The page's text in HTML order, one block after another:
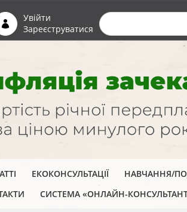
Увійти
Зареєструватися
ЕКОКОНСУЛЬТАЦІЇ НАВЧАННЯ/
СИСТЕМА «ОНЛАЙН-